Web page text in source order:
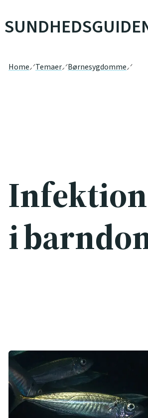
Home Temaer Børnesygdomme
i